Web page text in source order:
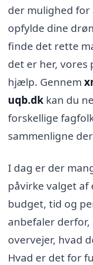
der mulighed
opfylde dine
finde det rette
det er her,
hjælp. Gennem
uqb.dk kan du
forskellige
sammenligne
I dag er der
påvirke valget
budget, tid og
anbefaler
overvejer, hvad
Hvad er det for